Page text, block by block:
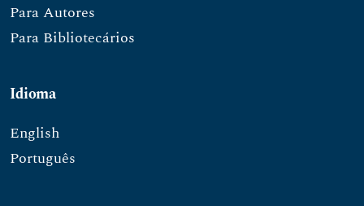
Para Autores
Para Bibliotecários
Idioma
English
Português